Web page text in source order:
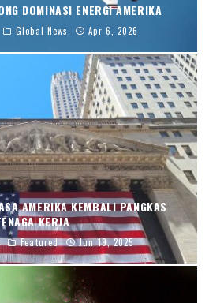
DOMINASI ENERGI AMERIKA
Global News Apr 6, 2026
AMERIKA KEMBALI PANGKAS
KERJA
Featured Jun 19, 2025